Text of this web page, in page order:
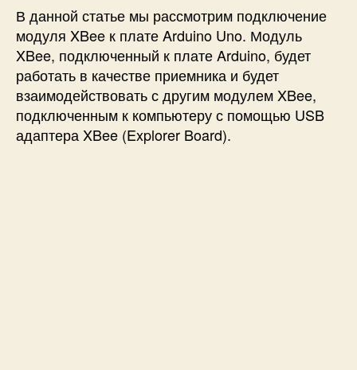
к
л
ю
ч
е
н
и
е
м
В данной статье мы рассмотрим подключение
модуля XBee к плате Arduino Uno. Модуль
XBee, подключенный к плате Arduino, будет
работать в качестве приемника и будет
взаимодействовать с другим модулем XBee,
подключенным к компьютеру с помощью USB
адаптера XBee (Explorer Board).